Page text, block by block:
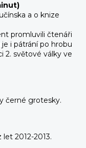
a o knize
promluvili čtenáři
i pátrání po hrobu
2. světové války ve
černé grotesky.
let 2012-2013.